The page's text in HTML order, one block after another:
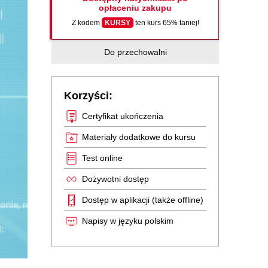
opłaceniu zakupu
Z kodem KURSY ten kurs 65% taniej!
Do przechowalni
Korzyści:
Certyfikat ukończenia
Materiały dodatkowe do kursu
Test online
Dożywotni dostęp
Dostęp w aplikacji (także offline)
Napisy w języku polskim